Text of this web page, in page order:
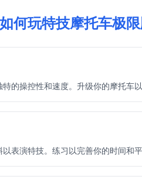
如何玩特技摩托车极
的操控性和速度。升级你的摩托车
表演特技。练习以完善你的时间和